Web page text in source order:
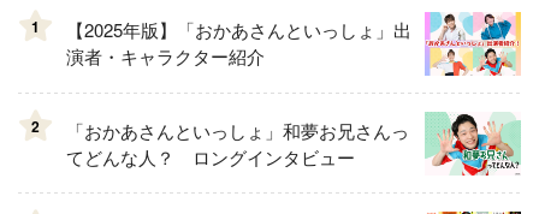
1
【2025年版】「おかあさんといっしょ」出
演者・キャラクター紹介
2
「おかあさんといっしょ」和夢お兄さんっ
てどんな人？ ロングインタビュー